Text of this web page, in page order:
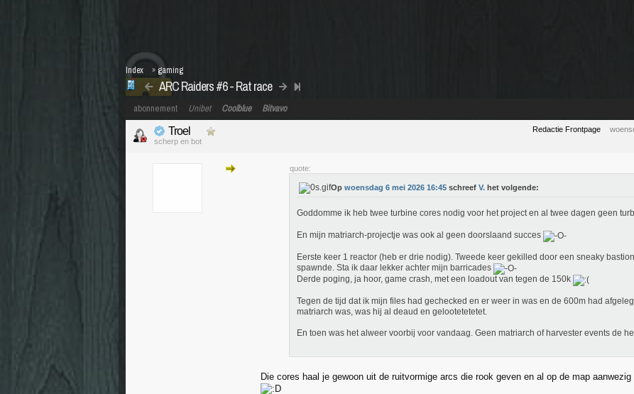
ARC Raiders #6 - Rat race
Index » gaming
abonnement Unibet Coolblue Bitvavo
Redactie Frontpage
Troel
scherp en bot
quote:
Op woensdag 6 mei 2026 16:45 schreef V. het volgende:
Goddomme ik heb twee turbine cores nodig voor het project en al twee dagen geen
En mijn matriarch-projectje was ook al geen doorslaand succes
Eerste keer 1 reactor (heb er drie nodig). Tweede keer gekilled door een sneaky
spawnde. Sta ik daar lekker achter mijn barricades
Derde poging, ja hoor, game crash, met een loadout van tegen de 150k
Tegen de tijd dat ik mijn files had gechecked en er weer in was en de 600m had
matriarch was, was hij al deaud en gelootetetetet.
En toen was het alweer voorbij voor vandaag. Geen matriarch of harvester events de
Die cores haal je gewoon uit de ruitvormige arcs die rook geven en al op de map